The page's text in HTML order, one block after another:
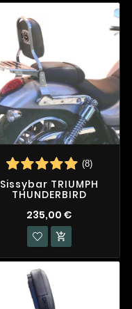
(8)
Sissybar TRIUMPH
THUNDERBIRD
235,00 €
